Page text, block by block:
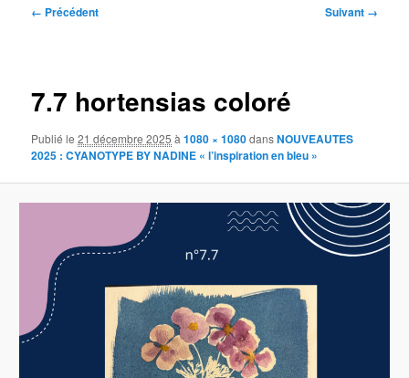
Navigation
← Précédent Suivant →
7.7 hortensias coloré
Publié le21 décembre 2025 à1080 × 1080dansNOUVEAUTES
2025 : CYANOTYPE BY NADINE « l’inspiration en bleu »